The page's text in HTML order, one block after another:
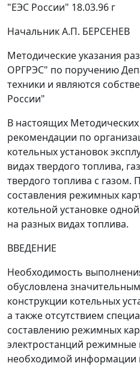
"ЕЭС России" 18.03.96 г
Начальник А.П. БЕРСЕНЕВ
Методические указания
ОРГРЭС" по поручению
техники и являются
России"
В настоящих
рекомендации по
котельных установок
видах твердого топлива,
твердого топлива с
составления режимных
котельной установке
на разных видах топлива.
ВВЕДЕНИЕ
Необходимость
обусловлена
конструкции котельных
а также отсутствием
составлению режимных
электростанций режимные
необходимой